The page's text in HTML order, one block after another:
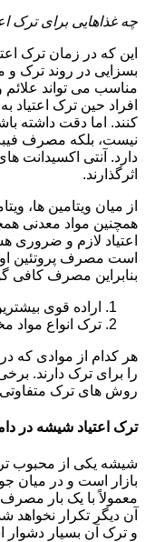
چه غذاهایی برای ترک
این که در زمان ترک
بسزایی در روند ترک
مناسب می تواند
افراد حین ترک اعتیاد
کنند. اما دقت داشته
نیست، بلکه مصرف
دارد. آنتی اکسیدانت
اثرگذارند.
همچنین مواد معدنی
اعتیاد لازم و ضروری
است مصرف پروتئین
بنابراین مصرف
اراده قوی
ترک انواع مواد
هر کدام از موادی که
را برای ترک دارند.
روش های ترک متفاوتی
ترک اعتیاد شیشه در
شیشه یکی از محبوب
بازار است و در میان
معمولاً با یک بار
آن دیگر تکرار نخواهد
و ترک آن بسیار